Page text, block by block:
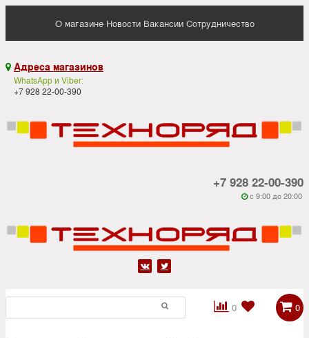
О магазине Новости Вакансии Сотрудничество
 Адреса магазинов
WhatsApp и Viber:
+7 928 22-00-390
+7 928 22-00-390
 c 9:00 до 20:00
 
0

 0